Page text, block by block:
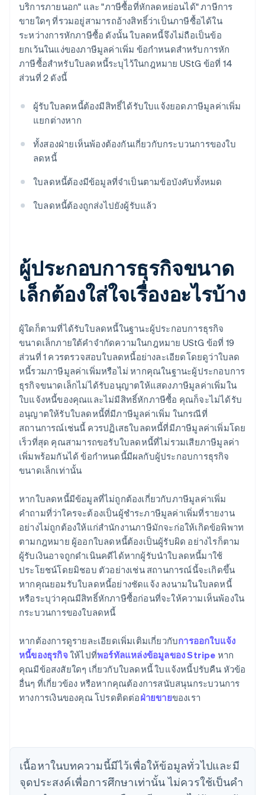
บริการภายนอก" และ "ภาษีซื้อที่หักลดหย่อนได้" ภาษีการ
ขายใดๆ ที่รวมอยู่สามารถอ้างสิทธิ์ว่าเป็นภาษีซื้อได้ใน
ระหว่างการหักภาษีซื้อ ดังนั้น ใบลดหนี้จึงไม่ถือเป็นข้อ
ยกเว้นในแง่ของภาษีมูลค่าเพิ่ม ข้อกำหนดสำหรับการหัก
ภาษีซื้อสำหรับใบลดหนี้ระบุไว้ในกฎหมาย UStG ข้อที่ 14
ส่วนที่ 2 ดังนี้
ผู้รับใบลดหนี้ต้องมีสิทธิ์ได้รับใบแจ้งยอดภาษีมูลค่าเพิ่ม
แยกต่างหาก
ทั้งสองฝ่ายเห็นพ้องต้องกันเกี่ยวกับกระบวนการของใบ
ลดหนี้
ใบลดหนี้ต้องมีข้อมูลที่จำเป็นตามข้อบังคับทั้งหมด
ใบลดหนี้ต้องถูกส่งไปยังผู้รับแล้ว
ผู้ประกอบการธุรกิจขนาด
เล็กต้องใส่ใจเรื่องอะไรบ้าง
ผู้ใดก็ตามที่ได้รับใบลดหนี้ในฐานะผู้ประกอบการธุรกิจ
ขนาดเล็กภายใต้คำจำกัดความในกฎหมาย UStG ข้อที่ 19
ส่วนที่ 1 ควรตรวจสอบใบลดหนี้อย่างละเอียดโดยดูว่าใบลด
หนี้รวมภาษีมูลค่าเพิ่มหรือไม่ หากคุณในฐานะผู้ประกอบการ
ธุรกิจขนาดเล็กไม่ได้รับอนุญาตให้แสดงภาษีมูลค่าเพิ่มใน
ใบแจ้งหนี้ของคุณและไม่มีสิทธิ์หักภาษีซื้อ คุณก็จะไม่ได้รับ
อนุญาตให้รับใบลดหนี้ที่มีภาษีมูลค่าเพิ่ม ในกรณีที่
สถานการณ์เช่นนี้ ควรปฏิเสธใบลดหนี้ที่มีภาษีมูลค่าเพิ่มโดย
เร็วที่สุด คุณสามารถขอรับใบลดหนี้ที่ไม่รวมเสียภาษีมูลค่า
เพิ่มพร้อมกันได้ ข้อกำหนดนี้มีผลกับผู้ประกอบการธุรกิจ
ขนาดเล็กเท่านั้น
หากใบลดหนี้มีข้อมูลที่ไม่ถูกต้องเกี่ยวกับภาษีมูลค่าเพิ่ม
คำถามที่ว่าใครจะต้องเป็นผู้ชำระภาษีมูลค่าเพิ่มที่รายงาน
อย่างไม่ถูกต้องให้แก่สำนักงานภาษีมักจะก่อให้เกิดข้อพิพาท
ตามกฎหมาย ผู้ออกใบลดหนี้ต้องเป็นผู้รับผิด อย่างไรก็ตาม
ผู้รับเงินอาจถูกดำเนินคดีได้หากผู้รับนำใบลดหนี้มาใช้
ประโยชน์โดยมิชอบ ตัวอย่างเช่น สถานการณ์นี้จะเกิดขึ้น
หากคุณยอมรับใบลดหนี้อย่างชัดแจ้ง ลงนามในใบลดหนี้
หรือระบุว่าคุณมีสิทธิ์หักภาษีซื้อก่อนที่จะให้ความเห็นพ้องใน
กระบวนการของใบลดหนี้
หากต้องการดูรายละเอียดเพิ่มเติมเกี่ยวกับการออกใบแจ้ง
หนี้ของธุรกิจ ให้ไปที่พอร์ทัลแหล่งข้อมูลของ Stripe หาก
คุณมีข้อสงสัยใดๆ เกี่ยวกับใบลดหนี้ ใบแจ้งหนี้ปรับคืน หัวข้อ
อื่นๆ ที่เกี่ยวข้อง หรือหากคุณต้องการสนับสนุนกระบวนการ
ทางการเงินของคุณ โปรดติดต่อฝ่ายขายของเรา
เนื้อหาในบทความนี้มีไว้เพื่อให้ข้อมูลทั่วไปและมี
จุดประสงค์เพื่อการศึกษาเท่านั้น ไม่ควรใช้เป็นคํา
กรีซ
English
เขตบริหารพิเศษฮ่องกง ประเทศจีน
English 简体中文
简体中文English
ไซปรัส
English